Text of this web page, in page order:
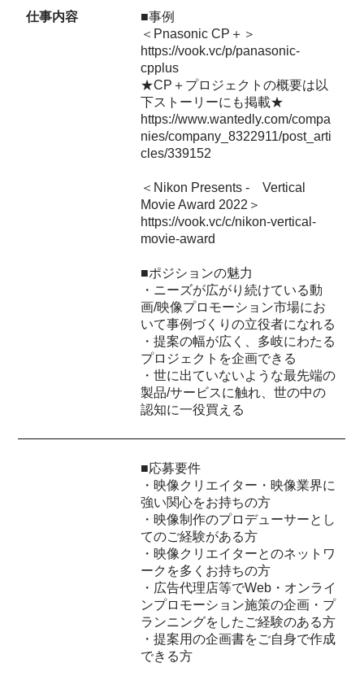
仕事内容
■事例
＜Pnasonic CP＋＞
https://vook.vc/p/panasonic-
cpplus
★CP＋プロジェクトの概要は以
下ストーリーにも掲載★
https://www.wantedly.com/compa
nies/company_8322911/post_arti
cles/339152
＜Nikon Presents - Vertical
Movie Award 2022＞
https://vook.vc/c/nikon-vertical-
movie-award
■ポジションの魅力
・ニーズが広がり続けている動
画/映像プロモーション市場にお
いて事例づくりの立役者になれる
・提案の幅が広く、多岐にわたる
プロジェクトを企画できる
・世に出ていないような最先端の
製品/サービスに触れ、世の中の
認知に一役買える
■応募要件
・映像クリエイター・映像業界に
強い関心をお持ちの方
・映像制作のプロデューサーとし
てのご経験がある方
・映像クリエイターとのネットワ
ークを多くお持ちの方
・広告代理店等でWeb・オンライ
ンプロモーション施策の企画・プ
ランニングをしたご経験のある方
・提案用の企画書をご自身で作成
できる方